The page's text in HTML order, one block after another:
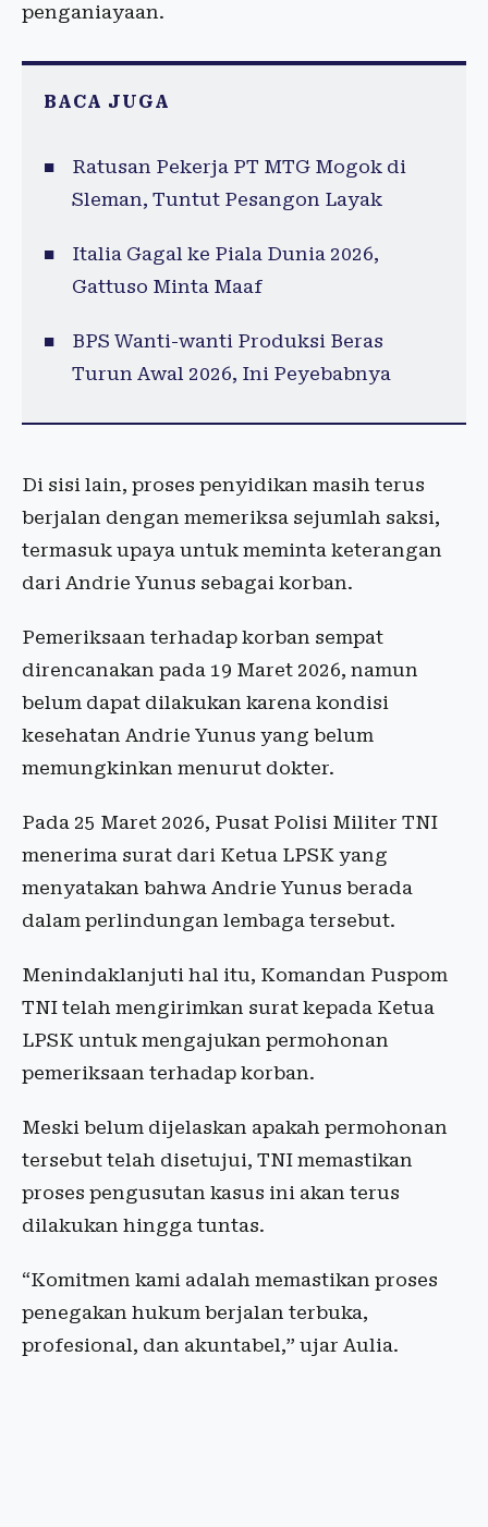
penganiayaan.
BACA JUGA
Ratusan Pekerja PT MTG Mogok di
Sleman, Tuntut Pesangon Layak
Italia Gagal ke Piala Dunia 2026,
Gattuso Minta Maaf
BPS Wanti-wanti Produksi Beras
Turun Awal 2026, Ini Peyebabnya
Di sisi lain, proses penyidikan masih terus
berjalan dengan memeriksa sejumlah saksi,
termasuk upaya untuk meminta keterangan
dari Andrie Yunus sebagai korban.
Pemeriksaan terhadap korban sempat
direncanakan pada 19 Maret 2026, namun
belum dapat dilakukan karena kondisi
kesehatan Andrie Yunus yang belum
memungkinkan menurut dokter.
Pada 25 Maret 2026, Pusat Polisi Militer TNI
menerima surat dari Ketua LPSK yang
menyatakan bahwa Andrie Yunus berada
dalam perlindungan lembaga tersebut.
Menindaklanjuti hal itu, Komandan Puspom
TNI telah mengirimkan surat kepada Ketua
LPSK untuk mengajukan permohonan
pemeriksaan terhadap korban.
Meski belum dijelaskan apakah permohonan
tersebut telah disetujui, TNI memastikan
proses pengusutan kasus ini akan terus
dilakukan hingga tuntas.
“Komitmen kami adalah memastikan proses
penegakan hukum berjalan terbuka,
profesional, dan akuntabel,” ujar Aulia.